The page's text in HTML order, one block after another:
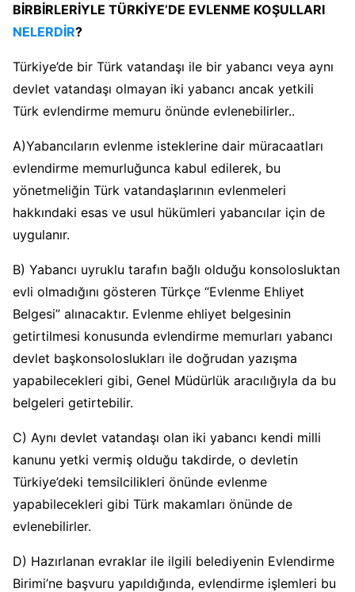
BİRBİRLERİYLE TÜRKİYE’DE EVLENME KOŞULLARI
NELERDİR?
Türkiye’de bir Türk vatandaşı ile bir yabancı veya aynı
devlet vatandaşı olmayan iki yabancı ancak yetkili
Türk evlendirme memuru önünde evlenebilirler..
A)Yabancıların evlenme isteklerine dair müracaatları
evlendirme memurluğunca kabul edilerek, bu
yönetmeliğin Türk vatandaşlarının evlenmeleri
hakkındaki esas ve usul hükümleri yabancılar için de
uygulanır.
B) Yabancı uyruklu tarafın bağlı olduğu konsolosluktan
evli olmadığını gösteren Türkçe “Evlenme Ehliyet
Belgesi” alınacaktır. Evlenme ehliyet belgesinin
getirtilmesi konusunda evlendirme memurları yabancı
devlet başkonsoloslukları ile doğrudan yazışma
yapabilecekleri gibi, Genel Müdürlük aracılığıyla da bu
belgeleri getirtebilir.
C) Aynı devlet vatandaşı olan iki yabancı kendi milli
kanunu yetki vermiş olduğu takdirde, o devletin
Türkiye’deki temsilcilikleri önünde evlenme
yapabilecekleri gibi Türk makamları önünde de
evlenebilirler.
D) Hazırlanan evraklar ile ilgili belediyenin Evlendirme
Birimi’ne başvuru yapıldığında, evlendirme işlemleri bu